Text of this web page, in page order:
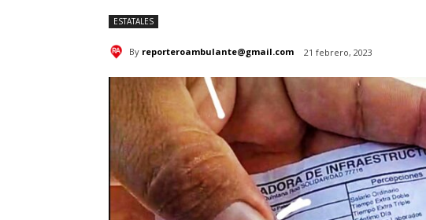
ESTATALES
By reporteroambulante@gmail.com 21 febrero, 2023